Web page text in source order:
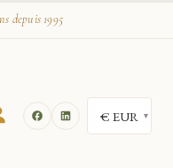
depuis 1995